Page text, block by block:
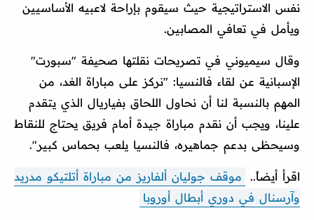
نفس الاستراتيجية حيث سيقوم بإراحة لاعبيه الأساسيين
ويأمل في تعافي المصابين.
وقال سيميوني في تصريحات نقلتها صحيفة "سبورت"
الإسبانية عن لقاء فالنسيا: "نركز على مباراة الغد، من
المهم بالنسبة لنا أن نحاول اللحاق بفياريال الذي يتقدم
علينا، ويجب أن نقدم مباراة جيدة أمام فريق يحتاج للنقاط
وسيحظى بدعم جماهيره، فالنسيا يلعب بحماس كبير".
اقرأ أيضاً..
موقف جوليان ألفاريز من مباراة أتلتيكو مدريد
وآرسنال في دوري أبطال أوروبا